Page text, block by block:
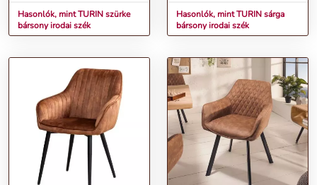
Hasonlók, mint TURIN szürke
bársony irodai szék
Hasonlók, mint TURIN sárga
bársony irodai szék